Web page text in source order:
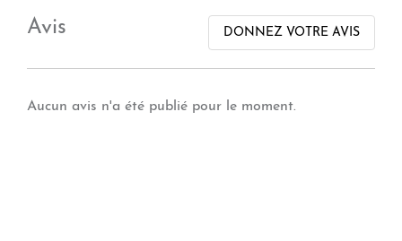
Avis DONNEZ VOTRE AVIS
Aucun avis n'a été publié pour le moment.